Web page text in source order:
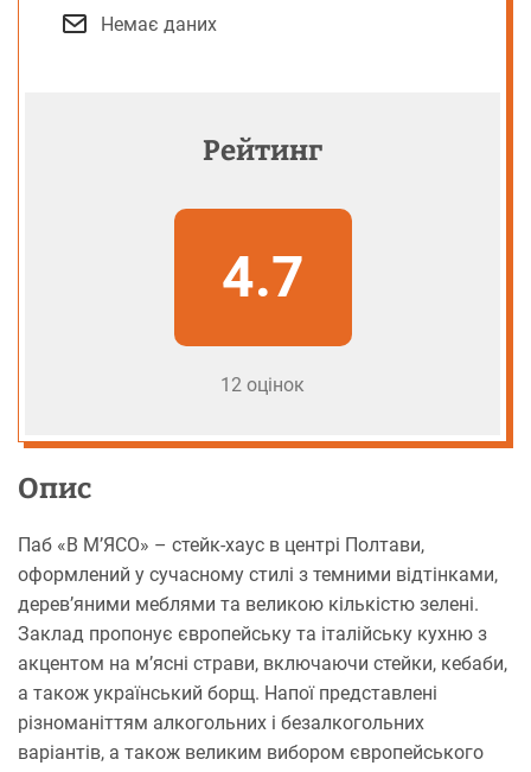
Немає даних
Рейтинг
4.7
12 оцінок
Опис
Паб «В М’ЯСО» – стейк-хаус в центрі Полтави,
оформлений у сучасному стилі з темними відтінками,
дерев’яними меблями та великою кількістю зелені.
Заклад пропонує європейську та італійську кухню з
акцентом на м’ясні страви, включаючи стейки, кебаби,
а також український борщ. Напої представлені
різноманіттям алкогольних і безалкогольних
варіантів, а також великим вибором європейського